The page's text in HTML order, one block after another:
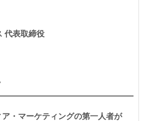
代表取締役
・マーケティングの第一人者が